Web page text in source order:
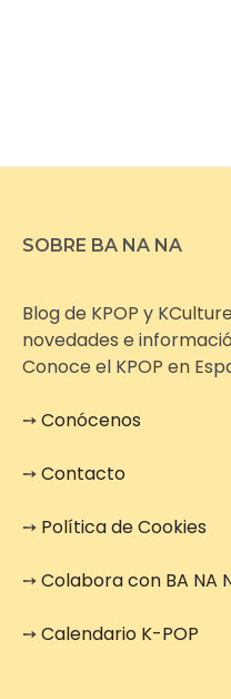
SOBRE BA NA NA
Blog de KPOP y
novedades e
Conoce el KPOP en
➙Conócenos
➙Contacto
➙ Política de Cookies
➙Colabora con BA NA
➙Calendario K-POP